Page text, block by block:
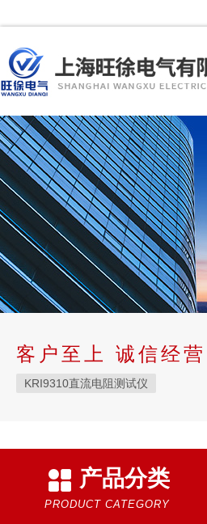
客户至上 诚信经营
KRI9310直流电阻测试仪
产品分类
PRODUCT CATEGORY